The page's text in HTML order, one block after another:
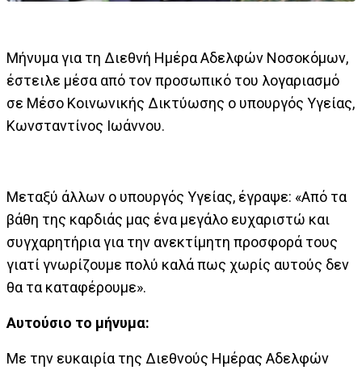
Μήνυμα για τη Διεθνή Ημέρα Αδελφών Νοσοκόμων,
έστειλε μέσα από τον προσωπικό του λογαριασμό
σε Μέσο Κοινωνικής Δικτύωσης ο υπουργός Υγείας,
Κωνσταντίνος Ιωάννου.
Μεταξύ άλλων ο υπουργός Υγείας, έγραψε: «Από τα
βάθη της καρδιάς μας ένα μεγάλο ευχαριστώ και
συγχαρητήρια για την ανεκτίμητη προσφορά τους
γιατί γνωρίζουμε πολύ καλά πως χωρίς αυτούς δεν
θα τα καταφέρουμε».
Αυτούσιο το μήνυμα:
Με την ευκαιρία της Διεθνούς Ημέρας Αδελφών